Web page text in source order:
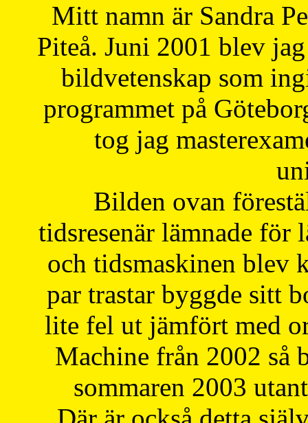
Mitt namn är Sandra
Piteå. Juni 2001 blev
bildvetenskap som
programmet på
tog jag
Bilden ovan
tidsresenär lämnade för
och tidsmaskinen blev
par trastar byggde sitt
lite fel ut jämfört med
Machine från 2002 så
sommaren 2003